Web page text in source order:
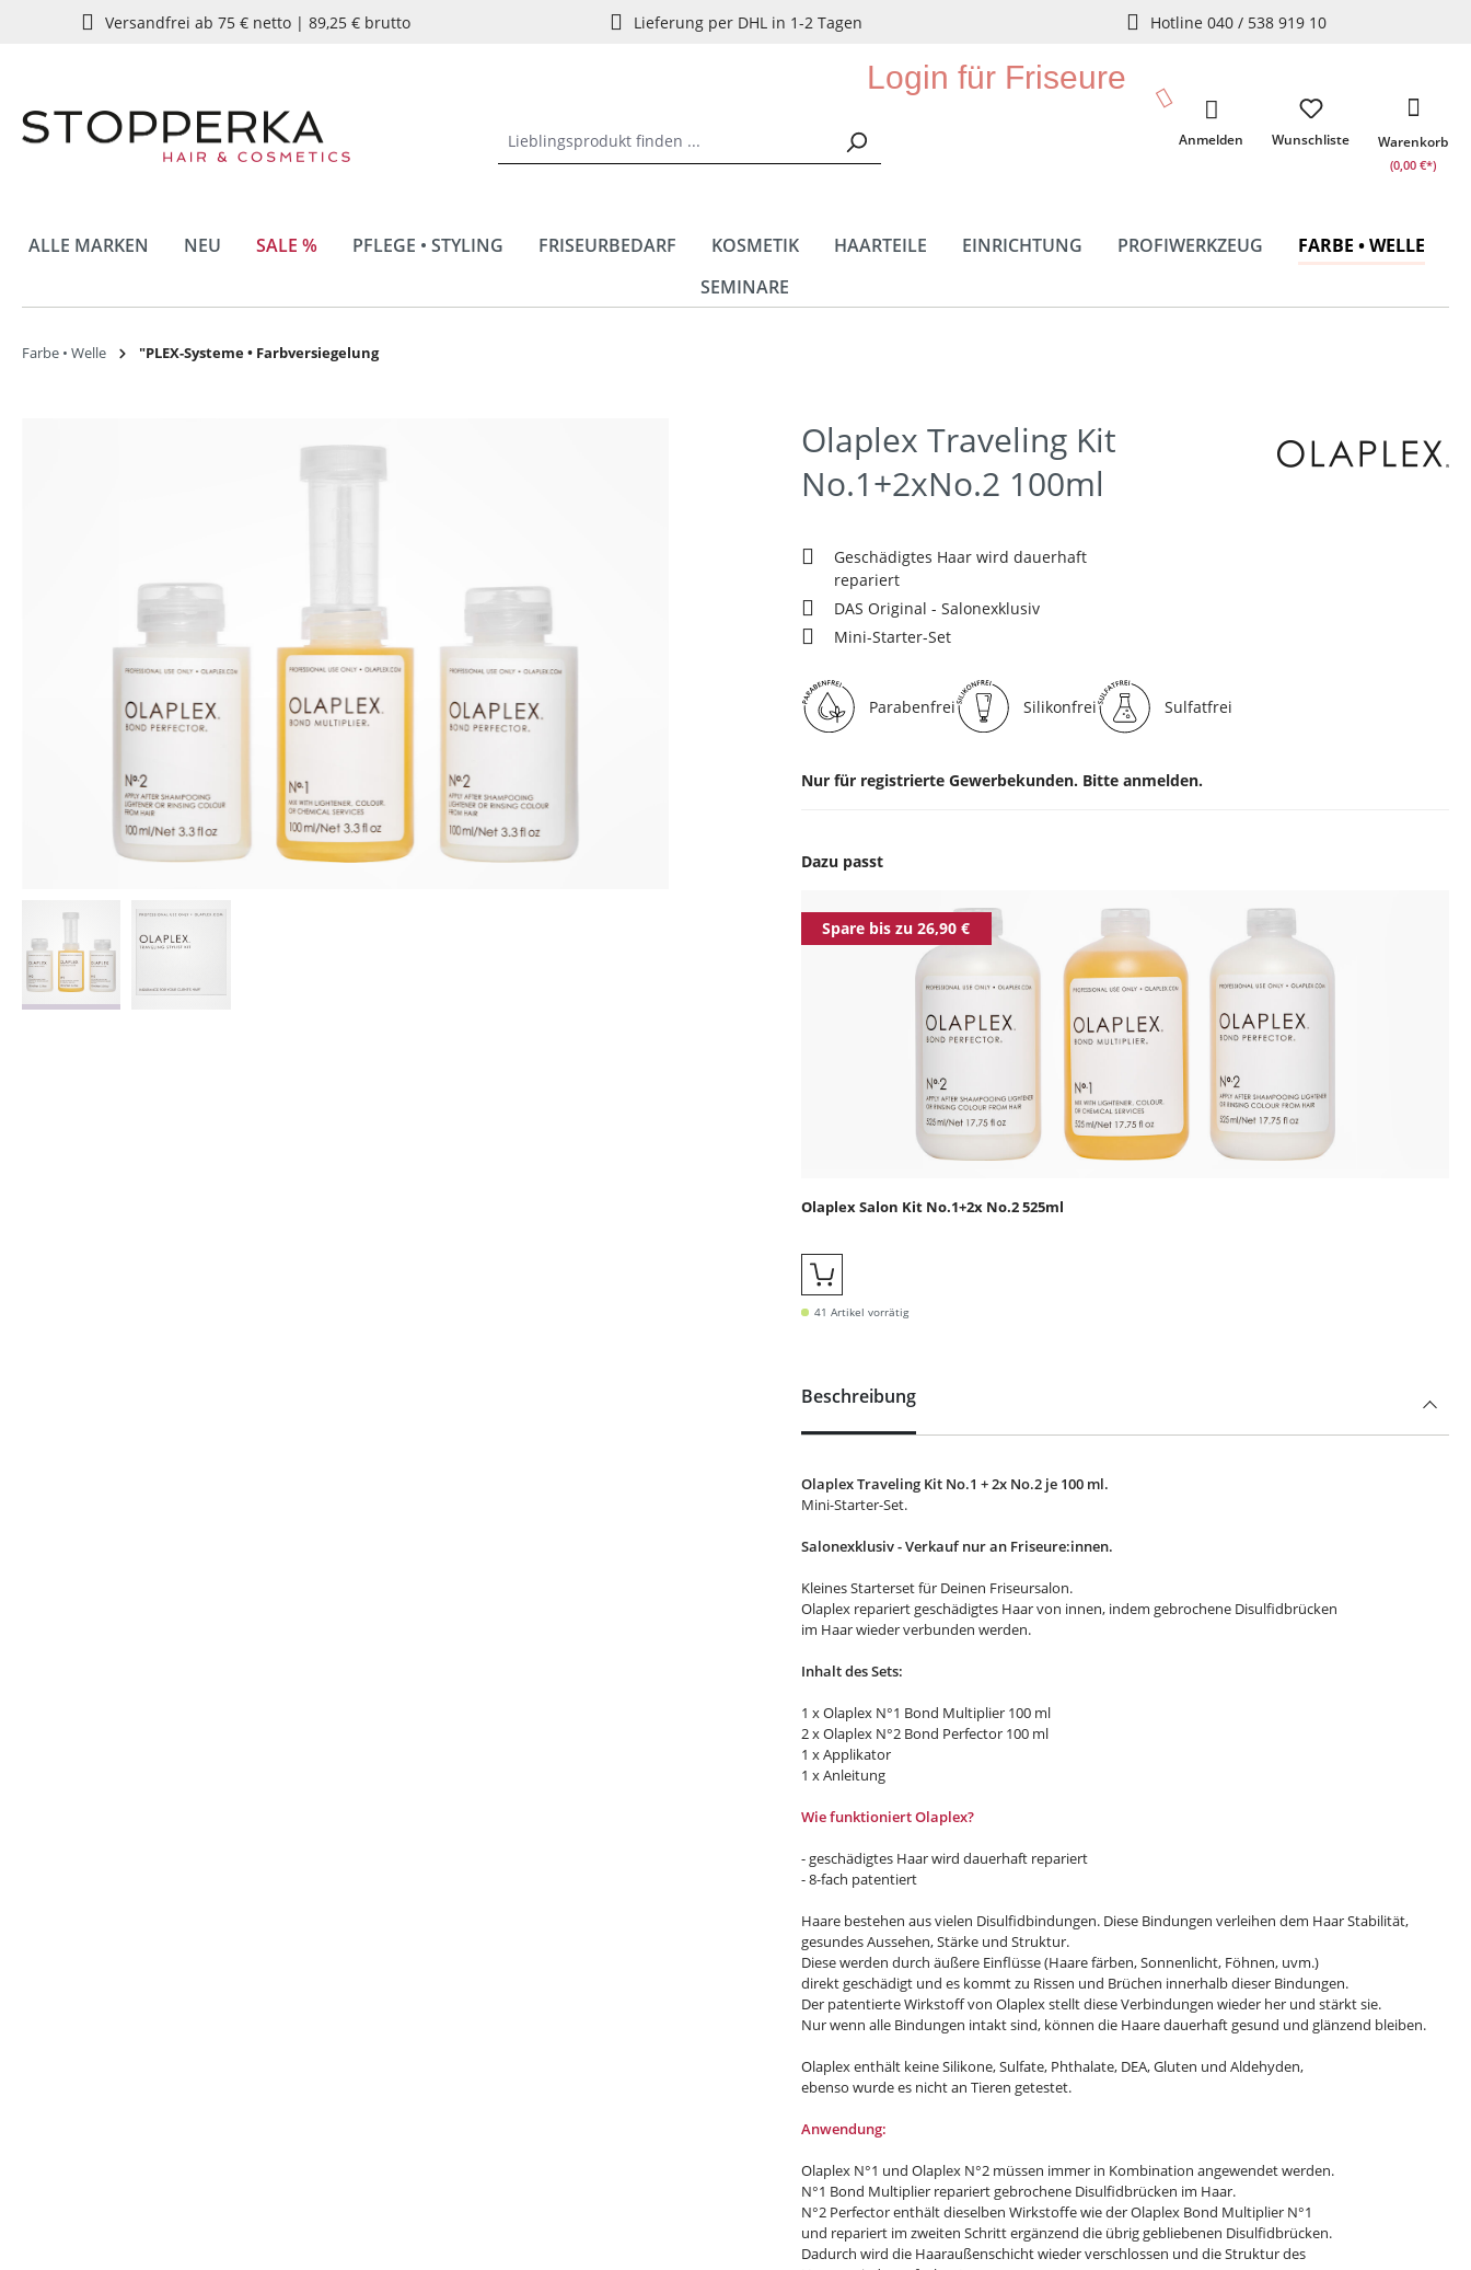
Zur Hauptnavigation springen
Versandfrei ab 75 € netto | 89,25 € brutto Lieferung per DHL in 1-2 Tagen Hotline 040 / 538 919 10
Login für Friseure
Wunschliste
Anmelden Warenkorb
(0,00 €*)
ALLE MARKEN NEU SALE % PFLEGE • STYLING FRISEURBEDARF KOSMETIK HAARTEILE EINRICHTUNG PROFIWERKZEUG
FARBE • WELLE
SEMINARE
Farbe • Welle "PLEX-Systeme • Farbversiegelung
Olaplex Traveling Kit
No.1+2xNo.2 100ml
Geschädigtes Haar wird dauerhaft
repariert
DAS Original - Salonexklusiv
Mini-Starter-Set
Parabenfrei Silikonfrei Sulfatfrei
Nur für registrierte Gewerbekunden. Bitte anmelden.
Dazu passt
Spare bis zu 26,90 €
Olaplex Salon Kit No.1+2x No.2 525ml
Quickbuy
41 Artikel vorrätig
Beschreibung
Olaplex Traveling Kit No.1 + 2x No.2 je 100 ml.
Mini-Starter-Set.
Salonexklusiv - Verkauf nur an Friseure:innen.
Kleines Starterset für Deinen Friseursalon.
Olaplex repariert geschädigtes Haar von innen, indem gebrochene Disulfidbrücken
im Haar wieder verbunden werden.
Inhalt des Sets:
1 x Olaplex N°1 Bond Multiplier 100 ml
2 x Olaplex N°2 Bond Perfector 100 ml
1 x Applikator
1 x Anleitung
Wie funktioniert Olaplex?
- geschädigtes Haar wird dauerhaft repariert
- 8-fach patentiert
Haare bestehen aus vielen Disulfidbindungen. Diese Bindungen verleihen dem Haar Stabilität,
gesundes Aussehen, Stärke und Struktur.
Diese werden durch äußere Einflüsse (Haare färben, Sonnenlicht, Föhnen, uvm.)
direkt geschädigt und es kommt zu Rissen und Brüchen innerhalb dieser Bindungen.
Der patentierte Wirkstoff von Olaplex stellt diese Verbindungen wieder her und stärkt sie.
Nur wenn alle Bindungen intakt sind, können die Haare dauerhaft gesund und glänzend bleiben.
Olaplex enthält keine Silikone, Sulfate, Phthalate, DEA, Gluten und Aldehyden,
ebenso wurde es nicht an Tieren getestet.
Anwendung:
Olaplex N°1 und Olaplex N°2 müssen immer in Kombination angewendet werden.
N°1 Bond Multiplier repariert gebrochene Disulfidbrücken im Haar.
N°2 Perfector enthält dieselben Wirkstoffe wie der Olaplex Bond Multiplier N°1
und repariert im zweiten Schritt ergänzend die übrig gebliebenen Disulfidbrücken.
Dadurch wird die Haaraußenschicht wieder verschlossen und die Struktur des